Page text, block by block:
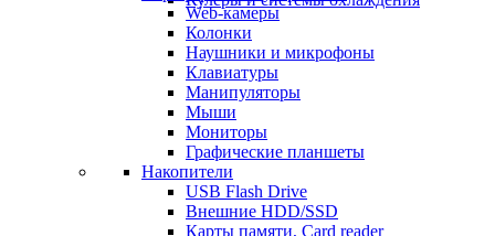
Web-камеры
Колонки
Наушники и микрофоны
Клавиатуры
Манипуляторы
Мыши
Мониторы
Графические планшеты
Накопители
USB Flash Drive
Внешние HDD/SSD
Карты памяти, Card reader